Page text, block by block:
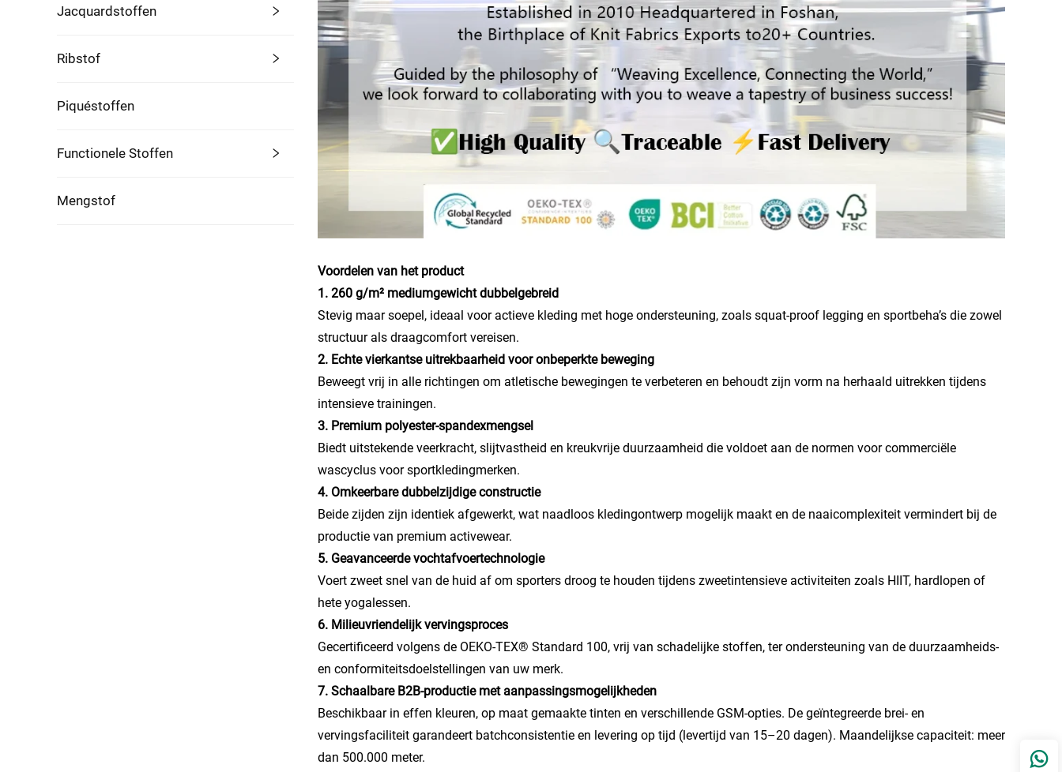
Jacquardstoffen
Ribstof
Piquéstoffen
Functionele Stoffen
Mengstof
Voordelen van het product
1. 260 g/m² mediumgewicht dubbelgebreid
Stevig maar soepel, ideaal voor actieve kleding met hoge ondersteuning, zoals squat-proof legging en sportbeha’s die zowel
structuur als draagcomfort vereisen.
2. Echte vierkantse uitrekbaarheid voor onbeperkte beweging
Beweegt vrij in alle richtingen om atletische bewegingen te verbeteren en behoudt zijn vorm na herhaald uitrekken tijdens
intensieve trainingen.
3. Premium polyester-spandexmengsel
Biedt uitstekende veerkracht, slijtvastheid en kreukvrije duurzaamheid die voldoet aan de normen voor commerciële
wascyclus voor sportkledingmerken.
4. Omkeerbare dubbelzijdige constructie
Beide zijden zijn identiek afgewerkt, wat naadloos kledingontwerp mogelijk maakt en de naaicomplexiteit vermindert bij de
productie van premium activewear.
5. Geavanceerde vochtafvoertechnologie
Voert zweet snel van de huid af om sporters droog te houden tijdens zweetintensieve activiteiten zoals HIIT, hardlopen of
hete yogalessen.
6. Milieuvriendelijk vervingsproces
Gecertificeerd volgens de OEKO-TEX® Standard 100, vrij van schadelijke stoffen, ter ondersteuning van de duurzaamheids-
en conformiteitsdoelstellingen van uw merk.
7. Schaalbare B2B-productie met aanpassingsmogelijkheden
Beschikbaar in effen kleuren, op maat gemaakte tinten en verschillende GSM-opties. De geïntegreerde brei- en
vervingsfaciliteit garandeert batchconsistentie en levering op tijd (levertijd van 15–20 dagen). Maandelijkse capaciteit: meer
dan 500.000 meter.